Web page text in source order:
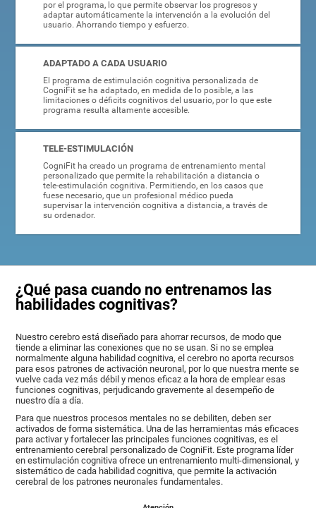
por el programa, lo que permite observar los progresos y
adaptar automáticamente la intervención a la evolución del
usuario. Ahorrando tiempo y esfuerzo.
ADAPTADO A CADA USUARIO
El programa de estimulación cognitiva personalizada de
CogniFit se ha adaptado, en medida de lo posible, a las
limitaciones o déficits cognitivos del usuario, por lo que este
programa resulta altamente accesible.
TELE-ESTIMULACIÓN
CogniFit ha creado un programa de entrenamiento mental
personalizado que permite la rehabilitación a distancia o
tele-estimulación cognitiva. Permitiendo, en los casos que
fuese necesario, que un profesional médico pueda
supervisar la intervención cognitiva a distancia, a través de
su ordenador.
¿Qué pasa cuando no entrenamos las
habilidades cognitivas?
Nuestro cerebro está diseñado para ahorrar recursos, de modo que
tiende a eliminar las conexiones que no se usan. Si no se emplea
normalmente alguna habilidad cognitiva, el cerebro no aporta recursos
para esos patrones de activación neuronal, por lo que nuestra mente se
vuelve cada vez más débil y menos eficaz a la hora de emplear esas
funciones cognitivas, perjudicando gravemente al desempeño de
nuestro día a día.
Para que nuestros procesos mentales no se debiliten, deben ser
activados de forma sistemática. Una de las herramientas más eficaces
para activar y fortalecer las principales funciones cognitivas, es el
entrenamiento cerebral personalizado de CogniFit. Este programa líder
en estimulación cognitiva ofrece un entrenamiento multi-dimensional, y
sistemático de cada habilidad cognitiva, que permite la activación
cerebral de los patrones neuronales fundamentales.